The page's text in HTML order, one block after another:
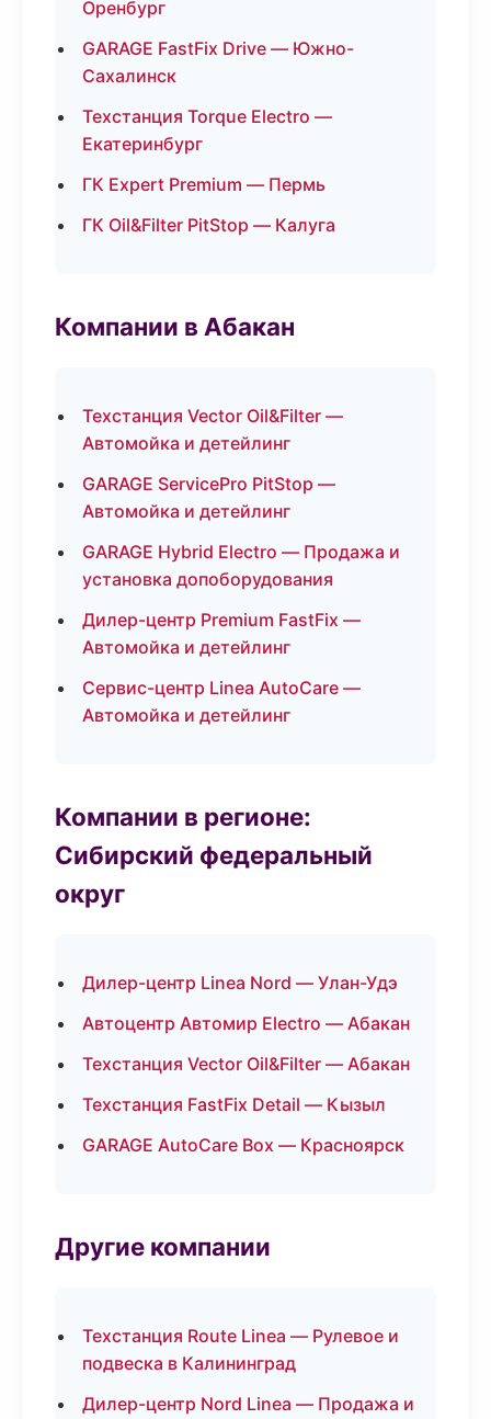
Оренбург
GARAGE FastFix Drive — Южно-
Сахалинск
Техстанция Torque Electro —
Екатеринбург
ГК Expert Premium — Пермь
ГК Oil&Filter PitStop — Калуга
Компании в Абакан
Техстанция Vector Oil&Filter —
Автомойка и детейлинг
GARAGE ServicePro PitStop —
Автомойка и детейлинг
GARAGE Hybrid Electro — Продажа и
установка допоборудования
Дилер-центр Premium FastFix —
Автомойка и детейлинг
Сервис-центр Linea AutoCare —
Автомойка и детейлинг
Компании в регионе:
Сибирский федеральный
округ
Дилер-центр Linea Nord — Улан-Удэ
Автоцентр Автомир Electro — Абакан
Техстанция Vector Oil&Filter — Абакан
Техстанция FastFix Detail — Кызыл
GARAGE AutoCare Box — Красноярск
Другие компании
Техстанция Route Linea — Рулевое и
подвеска в Калининград
Дилер-центр Nord Linea — Продажа и